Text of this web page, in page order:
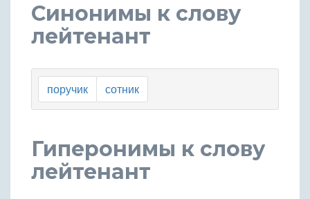
Синонимы к слову
лейтенант
поручик сотник
Гиперонимы к слову
лейтенант